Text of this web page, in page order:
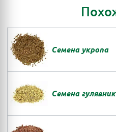
Семена укропа
Семена